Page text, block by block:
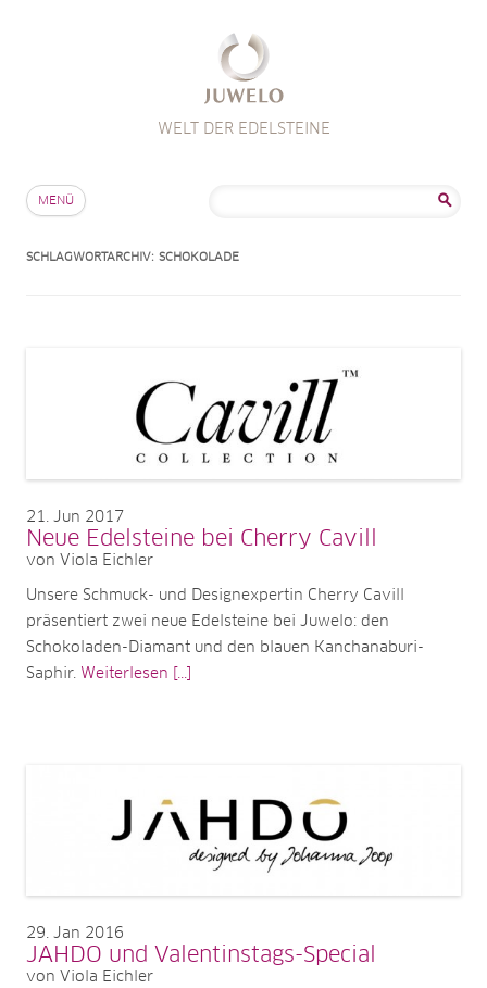
WELT DER EDELSTEINE
MENÜ
SCHLAGWORTARCHIV: SCHOKOLADE
21 Jun 2017
Neue Edelsteine bei Cherry Cavill
von Viola Eichler
Unsere Schmuck- und Designexpertin Cherry Cavill
präsentiert zwei neue Edelsteine bei Juwelo: den
Schokoladen-Diamant und den blauen Kanchanaburi-
Saphir. Weiterlesen [...]
29 Jan 2016
JAHDO und Valentinstags-Special
von Viola Eichler